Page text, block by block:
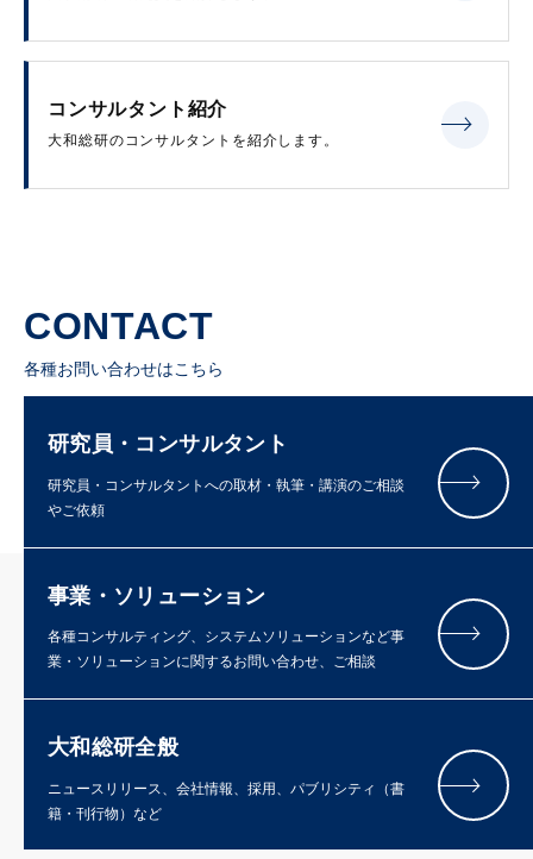
コンサルタント紹介
大和総研のコンサルタントを紹介します。
CONTACT
各種お問い合わせはこちら
研究員・コンサルタント
研究員・コンサルタントへの取材・執筆・講演のご相談
やご依頼
事業・ソリューション
各種コンサルティング、システムソリューションなど事
業・ソリューションに関するお問い合わせ、ご相談
大和総研全般
ニュースリリース、会社情報、採用、パブリシティ（書
籍・刊行物）など